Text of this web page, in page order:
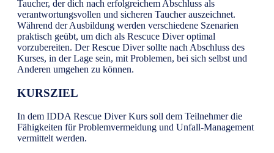
Taucher, der dich nach erfolgreichem Abschluss als
verantwortungsvollen und sicheren Taucher auszeichnet.
Während der Ausbildung werden verschiedene Szenarien
praktisch geübt, um dich als Rescuce Diver optimal
vorzubereiten. Der Rescue Diver sollte nach Abschluss des
Kurses, in der Lage sein, mit Problemen, bei sich selbst und
Anderen umgehen zu können.
KURSZIEL
In dem IDDA Rescue Diver Kurs soll dem Teilnehmer die
Fähigkeiten für Problemvermeidung und Unfall-Management
vermittelt werden.